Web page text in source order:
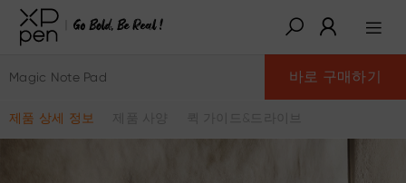
Magic Note Pad
제품 상세 정보 제품 사양
바로 구매하기